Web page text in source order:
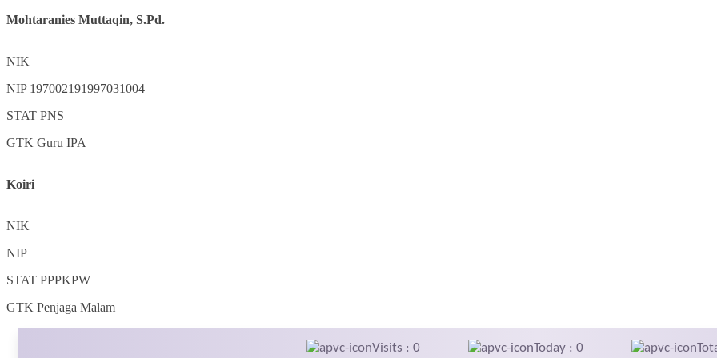
Mohtaranies Muttaqin, S.Pd.
NIK
NIP 197002191997031004
STAT PNS
GTK Guru IPA
Koiri
NIK
NIP
STAT PPPKPW
GTK Penjaga Malam
Visits : 0 Today : 0